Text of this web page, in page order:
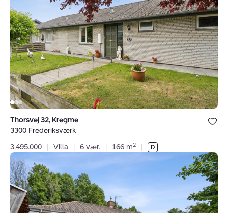
Kregme,
3300
Frederiksværk
Bolig er
under dine
Thorsvej 32, Kregme
3300 Frederiksværk
3.495.000
| Villa | 6 vær. | 166 m2 |
Villa:
Højbovej
8,
3370
Melby